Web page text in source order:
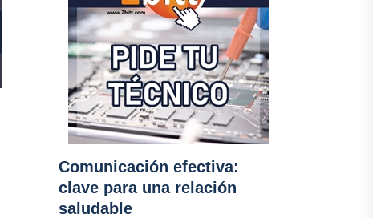
Comunicación efectiva:
clave para una relación
saludable